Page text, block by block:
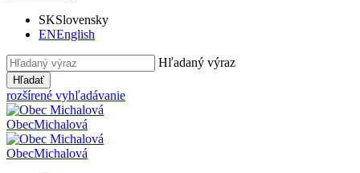
SKSlovensky
ENEnglish
Hľadaný výraz
Hľadať
rozšírené vyhľadávanie
ObecMichalová
ObecMichalová